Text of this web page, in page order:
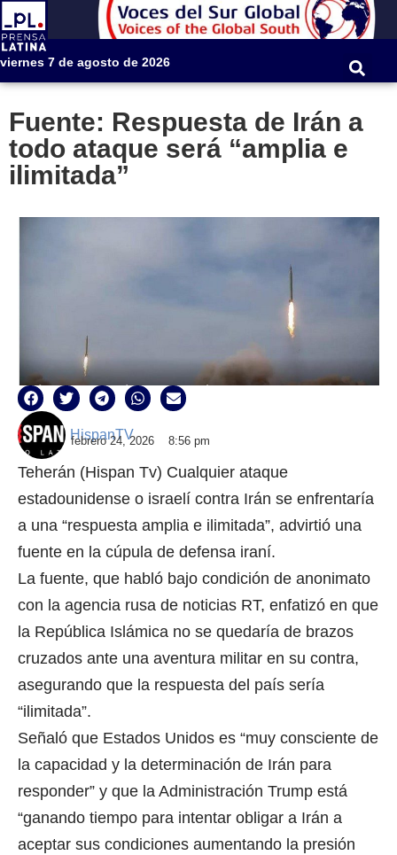
viernes 7 de agosto de 2026
Fuente: Respuesta de Irán a
todo ataque será “amplia e
ilimitada”
HispanTV
febrero 24, 2026 8:56 pm
Teherán (Hispan Tv) Cualquier ataque
estadounidense o israelí contra Irán se enfrentaría
a una “respuesta amplia e ilimitada”, advirtió una
fuente en la cúpula de defensa iraní.
La fuente, que habló bajo condición de anonimato
con la agencia rusa de noticias RT, enfatizó en que
la República Islámica no se quedaría de brazos
cruzados ante una aventura militar en su contra,
asegurando que la respuesta del país sería
“ilimitada”.
Señaló que Estados Unidos es “muy consciente de
la capacidad y la determinación de Irán para
responder” y que la Administración Trump está
“ganando tiempo para intentar obligar a Irán a
aceptar sus condiciones aumentando la presión